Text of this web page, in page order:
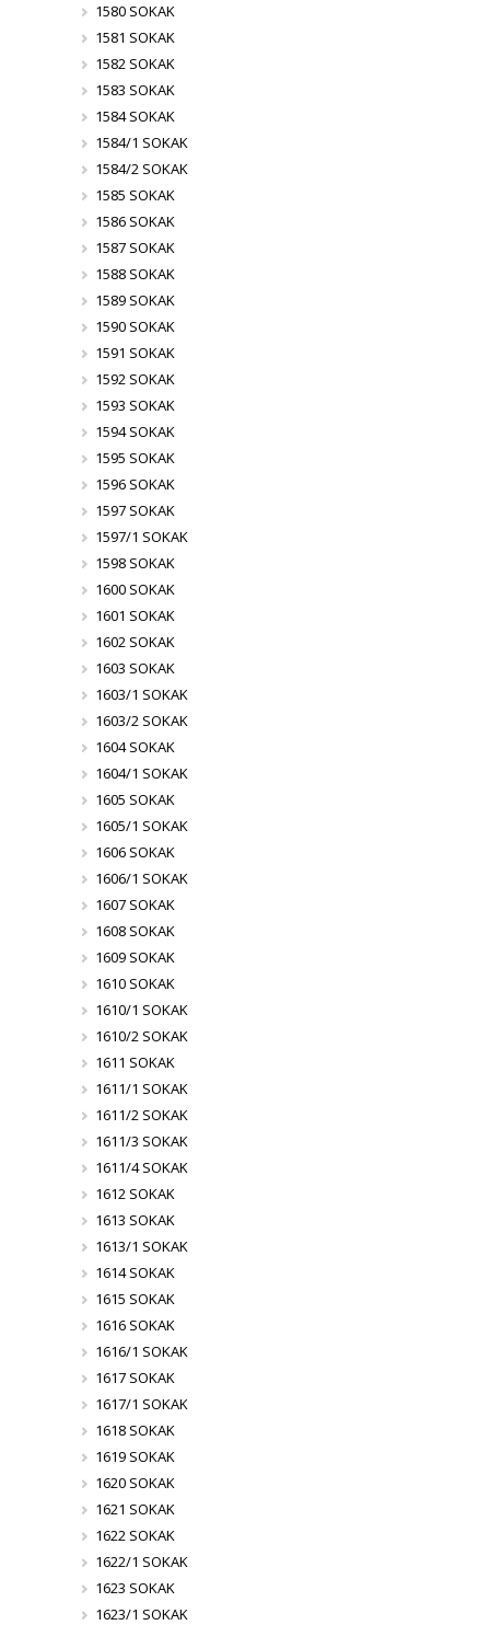
1580 SOKAK
1581 SOKAK
1582 SOKAK
1583 SOKAK
1584 SOKAK
1584/1 SOKAK
1584/2 SOKAK
1585 SOKAK
1586 SOKAK
1587 SOKAK
1588 SOKAK
1589 SOKAK
1590 SOKAK
1591 SOKAK
1592 SOKAK
1593 SOKAK
1594 SOKAK
1595 SOKAK
1596 SOKAK
1597 SOKAK
1597/1 SOKAK
1598 SOKAK
1600 SOKAK
1601 SOKAK
1602 SOKAK
1603 SOKAK
1603/1 SOKAK
1603/2 SOKAK
1604 SOKAK
1604/1 SOKAK
1605 SOKAK
1605/1 SOKAK
1606 SOKAK
1606/1 SOKAK
1607 SOKAK
1608 SOKAK
1609 SOKAK
1610 SOKAK
1610/1 SOKAK
1610/2 SOKAK
1611 SOKAK
1611/1 SOKAK
1611/2 SOKAK
1611/3 SOKAK
1611/4 SOKAK
1612 SOKAK
1613 SOKAK
1613/1 SOKAK
1614 SOKAK
1615 SOKAK
1616 SOKAK
1616/1 SOKAK
1617 SOKAK
1617/1 SOKAK
1618 SOKAK
1619 SOKAK
1620 SOKAK
1621 SOKAK
1622 SOKAK
1622/1 SOKAK
1623 SOKAK
1623/1 SOKAK